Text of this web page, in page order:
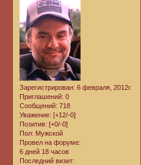
Зарегистрирован: 6 февраля, 2012г.
Приглашений: 0
Сообщений: 718
Уважение: [+12/-0]
Позитив: [+0/-0]
Пол: Мужской
Провел на форуме:
6 дней 18 часов
Последний визит: